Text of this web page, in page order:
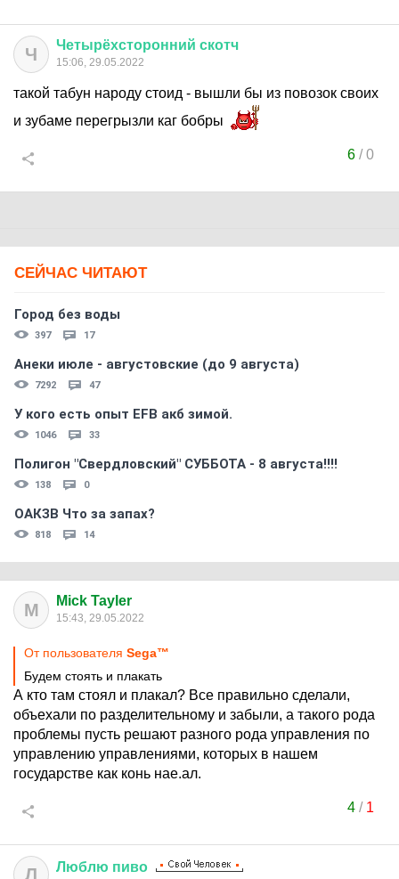
Ч Четырёхсторонний скотч
15:06, 29.05.2022
такой табун народу стоид - вышли бы из повозок своих
и зубаме перегрызли каг бобры
6/0
СЕЙЧАС ЧИТАЮТ
Город без воды
397 17
Анеки июле - августовские (до 9 августа)
7292 47
У кого есть опыт EFB акб зимой.
1046 33
Полигон "Свердловский" СУББОТА - 8 августа!!!!
138 0
ОАКЗВ Что за запах?
818 14
M Mick Tayler
15:43, 29.05.2022
От пользователя Sega™
Будем стоять и плакать
А кто там стоял и плакал? Все правильно сделали,
объехали по разделительному и забыли, а такого рода
проблемы пусть решают разного рода управления по
управлению управлениями, которых в нашем
государстве как конь нае.ал.
4/ 1
Л Люблю пиво